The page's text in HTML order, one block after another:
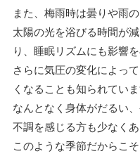
また、梅雨時は曇りや雨の
太陽の光を浴びる時間が
り、睡眠リズムにも影響を
さらに気圧の変化によっ
くなることも知られていま
なんとなく身体がだるい
不調を感じる方も少なくあ
このような季節だからこ